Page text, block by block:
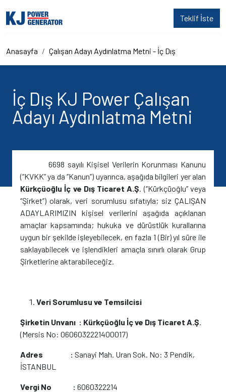
Teklif İste
Anasayfa Çalışan Adayı Aydınlatma Metni - İç Dış
İç Dış KJ Power Çalışan
Adayı Aydınlatma Metni
6698 sayılı Kişisel Verilerin Korunması Kanunu
(“KVKK” ya da ‘’Kanun’’) uyarınca, aşağıda bilgileri yer alan
Kürkçüoğlu İç ve Dış Ticaret A.Ş. (‘’Kürkçüoğlu’’ veya
‘’Şirket’’) olarak, veri sorumlusu sıfatıyla; siz ÇALIŞAN
ADAYLARIMIZIN kişisel verilerini aşağıda açıklanan
amaçlar kapsamında; hukuka ve dürüstlük kurallarına
uygun bir şekilde işleyebilecek, en fazla 1 (Bir) yıl süre ile
saklayabilecek ve işlendikleri amaçla sınırlı olarak Grup
Şirketlerine aktarabileceğiz.
Veri Sorumlusu ve Temsilcisi
Şirketin Unvanı : Kürkçüoğlu İç ve Dış Ticaret A.Ş.
(Mersis No: 0606032221400017)
Adres : Sanayi Mah. Uran Sok. No: 3 Pendik,
İSTANBUL
Vergi No : 6060322214